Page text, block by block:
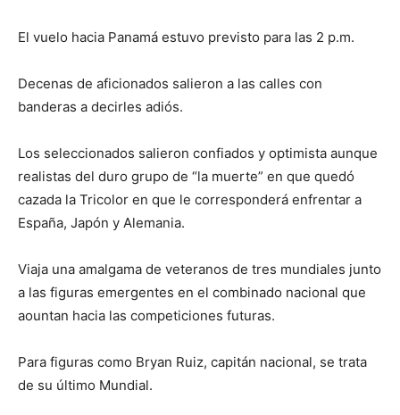
El vuelo hacia Panamá estuvo previsto para las 2 p.m.
Decenas de aficionados salieron a las calles con
banderas a decirles adiós.
Los seleccionados salieron confiados y optimista aunque
realistas del duro grupo de “la muerte” en que quedó
cazada la Tricolor en que le corresponderá enfrentar a
España, Japón y Alemania.
Viaja una amalgama de veteranos de tres mundiales junto
a las figuras emergentes en el combinado nacional que
aountan hacia las competiciones futuras.
Para figuras como Bryan Ruiz, capitán nacional, se trata
de su último Mundial.